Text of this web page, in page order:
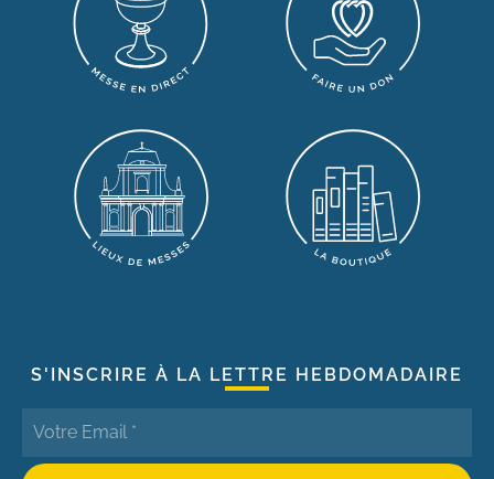
S'INSCRIRE À LA LETTRE HEBDOMADAIRE